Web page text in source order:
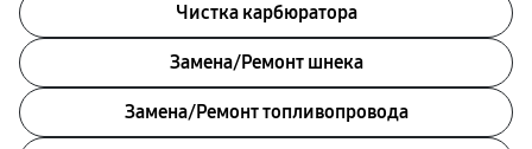
Чистка карбюратора
Замена/Pемонт шнека
Замена/Pемонт топливопровода